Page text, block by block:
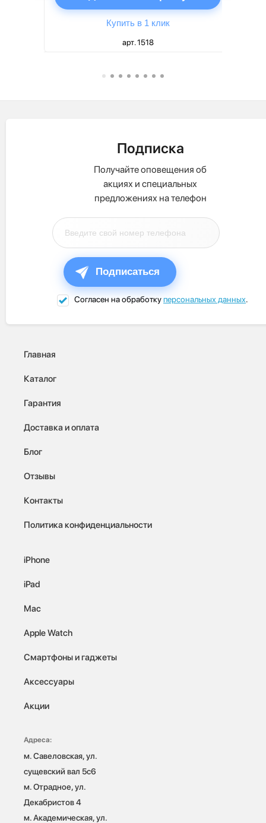
Купить в 1 клик
арт. 1518
Подписка
Получайте оповещения об
акциях и специальных
предложениях на телефон
Подписаться
Согласен на обработкуперсональных данных.
Главная
Каталог
Гарантия
Доставка и оплата
Блог
Отзывы
Контакты
Политика конфиденциальности
iPhone
iPad
Mac
Apple Watch
Смартфоны и гаджеты
Аксессуары
Акции
Адреса:
м. Савеловская, ул.
сущевский вал 5с6
м. Отрадное, ул.
Декабристов 4
м. Академическая, ул.